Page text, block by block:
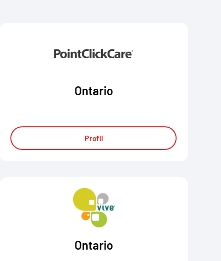
Ontario
Profil
Ontario